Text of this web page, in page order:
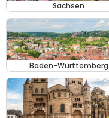
Sachsen
Baden-Württemberg